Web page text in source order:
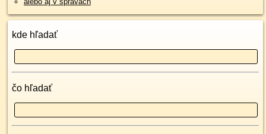
kde hľadať
čo hľadať